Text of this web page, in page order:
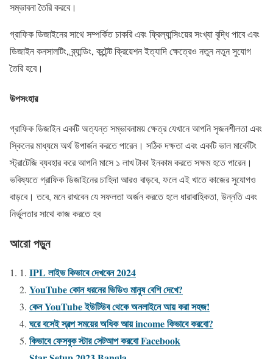
সম্ভাবনা তৈরি করবে।
গ্রাফিক ডিজাইনের সাথে সম্পর্কিত চাকরি এবং ফ্রিল্যান্সিংয়ের সংখ্যা বৃদ্ধি পাবে এবং
ডিজাইন কনসালটিং, ব্র্যান্ডিং, কন্টেন্ট ক্রিয়েশন ইত্যাদি ক্ষেত্রেও নতুন নতুন সুযোগ
তৈরি হবে।
উপসংহার
গ্রাফিক ডিজাইন একটি অত্যন্ত সম্ভাবনাময় ক্ষেত্র যেখানে আপনি সৃজনশীলতা এবং
স্কিলের মাধ্যমে অর্থ উপার্জন করতে পারেন। সঠিক দক্ষতা এবং একটি ভাল মার্কেটিং
স্ট্রাটেজি ব্যবহার করে আপনি মাসে ১ লাখ টাকা ইনকাম করতে সক্ষম হতে পারেন।
ভবিষ্যতে গ্রাফিক ডিজাইনের চাহিদা আরও বাড়বে, ফলে এই খাতে কাজের সুযোগও
বাড়বে। তবে, মনে রাখবেন যে সফলতা অর্জন করতে হলে ধারাবাহিকতা, উন্নতি এবং
নির্ভুলতার সাথে কাজ করতে হব
আরো পড়ুন
IPL লাইভ কিভাবে দেখবেন 2024
YouTube কোন ধরনের ভিডিও মানুষ বেশি দেখে?
কেন YouTube ইউটিউব থেকে অনলাইনে আয় করা সহজ!
ঘরে বসেই স্বল্প সময়ের অধিক আয় income কিভাবে করবো?
কিভাবে ফেসবুক স্টার সেটআপ করবো Facebook